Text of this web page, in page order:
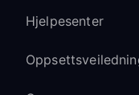
Hjelpesenter